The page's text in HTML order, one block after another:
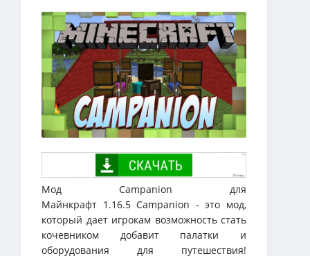
Мод Campanion для
Майнкрафт 1.16.5 Campanion - это мод,
который дает игрокам возможность стать
кочевником добавит палатки и
оборудования для путешествия!